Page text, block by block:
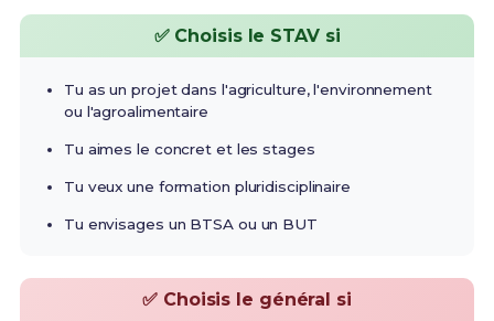
✅ Choisis le STAV si
Tu as un projet dans l'agriculture, l'environnement
ou l'agroalimentaire
Tu aimes le concret et les stages
Tu veux une formation pluridisciplinaire
Tu envisages un BTSA ou un BUT
✅ Choisis le général si